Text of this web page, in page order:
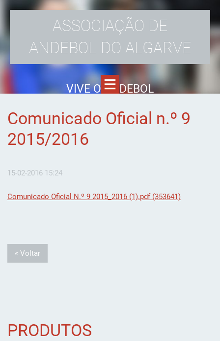
ASSOCIAÇÃO DE
ANDEBOL DO ALGARVE
VIVE O ANDEBOL
Comunicado Oficial n.º 9
2015/2016
15-02-2016 15:24
Comunicado Oficial N.º 9 2015_2016 (1).pdf (353641)
« Voltar
PRODUTOS